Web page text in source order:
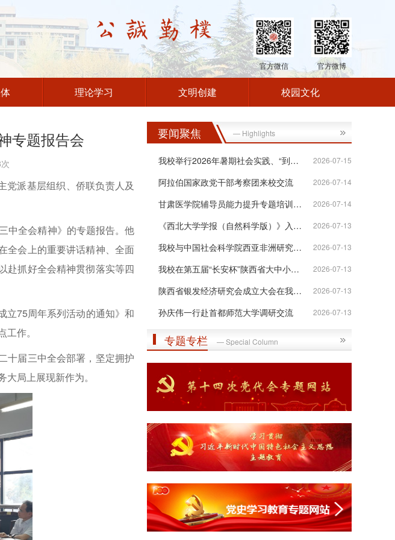
官方微信 官方微博
理论学习 文明创建 校园文化
专题报告会
次
党派基层组织、侨联负责人及
中全会精神》的专题报告。他
全会上的重要讲话精神、全面
赴抓好全会精神贯彻落实等四
立75周年系列活动的通知》和
作。
十届三中全会部署，坚定拥护
局上展现新作为。
要闻聚焦 — Highlights
2026-07-15
我校举行2026年暑期社会实践、“到延安...
2026-07-14
阿拉伯国家政党干部考察团来校交流
2026-07-14
甘肃医学院辅导员能力提升专题培训班在...
2026-07-13
《西北大学学报（自然科学版）》入选“...
2026-07-13
我校与中国社会科学院西亚非洲研究所签...
2026-07-13
我校在第五届“长安杯”陕西省大中小学...
2026-07-13
陕西省银发经济研究会成立大会在我校举行
2026-07-13
孙庆伟一行赴首都师范大学调研交流
专题专栏 — Special Column